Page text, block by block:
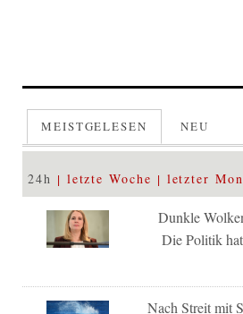
MEISTGELESEN NEU
24h letzte Woche letzter
Dunkle
Die Politik
Nach Streit mit